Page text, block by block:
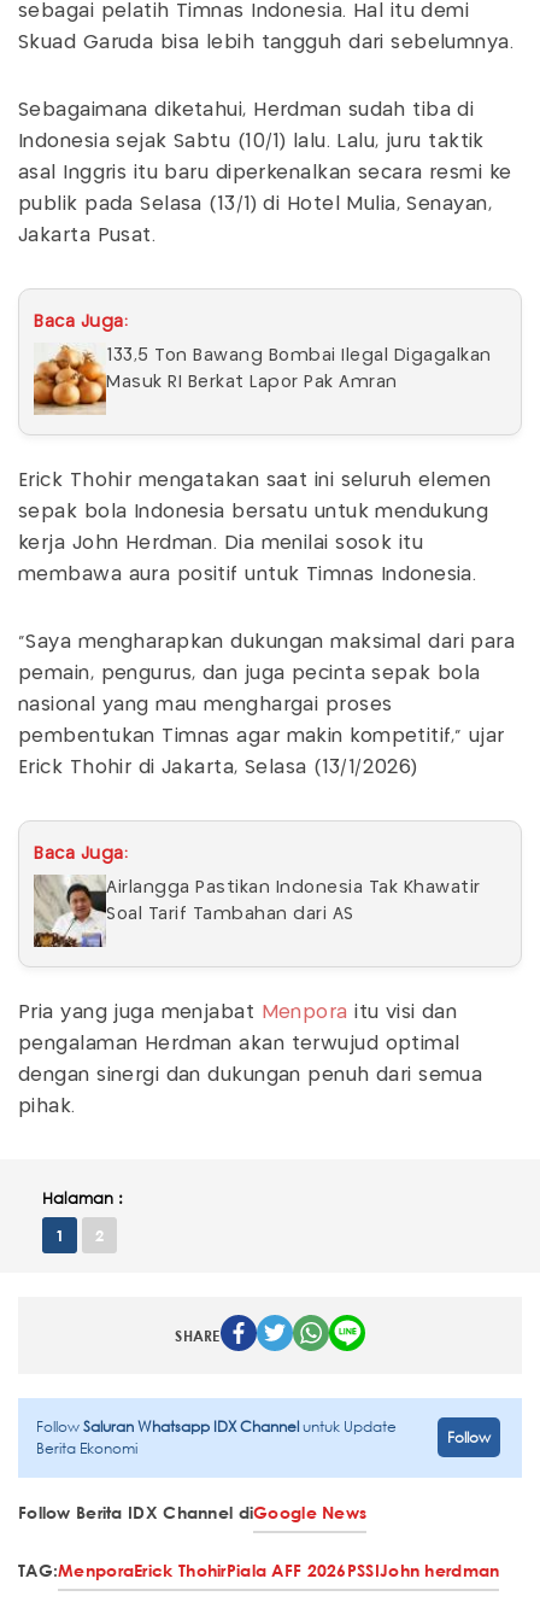
sebagai pelatih Timnas Indonesia. Hal itu demi
Skuad Garuda bisa lebih tangguh dari sebelumnya.
Sebagaimana diketahui, Herdman sudah tiba di
Indonesia sejak Sabtu (10/1) lalu. Lalu, juru taktik
asal Inggris itu baru diperkenalkan secara resmi ke
publik pada Selasa (13/1) di Hotel Mulia, Senayan,
Jakarta Pusat.
Baca Juga:
133,5 Ton Bawang Bombai Ilegal Digagalkan
Masuk RI Berkat Lapor Pak Amran
Erick Thohir mengatakan saat ini seluruh elemen
sepak bola Indonesia bersatu untuk mendukung
kerja John Herdman. Dia menilai sosok itu
membawa aura positif untuk Timnas Indonesia.
"Saya mengharapkan dukungan maksimal dari para
pemain, pengurus, dan juga pecinta sepak bola
nasional yang mau menghargai proses
pembentukan Timnas agar makin kompetitif,” ujar
Erick Thohir di Jakarta, Selasa (13/1/2026)
Baca Juga:
Airlangga Pastikan Indonesia Tak Khawatir
Soal Tarif Tambahan dari AS
Pria yang juga menjabat Menpora itu visi dan
pengalaman Herdman akan terwujud optimal
dengan sinergi dan dukungan penuh dari semua
pihak.
Halaman :
1 2
SHARE
FollowSaluran Whatsapp IDX Channeluntuk Update
Berita Ekonomi
Follow
Follow Berita IDX Channel diGoogle News
TAG:MenporaErick ThohirPiala AFF 2026PSSIJohn herdman